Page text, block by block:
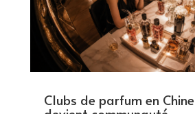
Clubs de parfum en